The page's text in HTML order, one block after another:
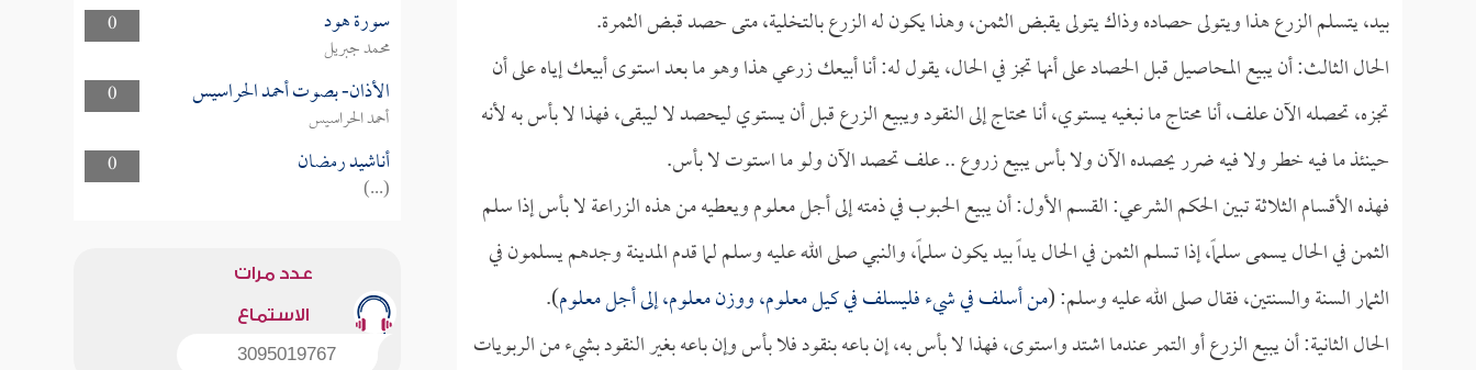
بيد، يتسلم الزرع هذا ويتولى حصاده وذاك يتولى يقبض الثمن، وهذا يكون له الزرع بالتخلية، متى حصد قبض الثمرة.
الحال الثالث: أن يبيع المحاصيل قبل الحصاد على أنها تجز في الحال، يقول له: أنا أبيعك زرعي هذا وهو ما بعد استوى أبيعك إياه على أن
تجزه، تحصله الآن علف، أنا محتاج ما نبغيه يستوي، أنا محتاج إلى النقود ويبيع الزرع قبل أن يستوي ليحصد لا ليبقى، فهذا لا بأس به لأنه
حينئذ ما فيه خطر ولا فيه ضرر يحصده الآن ولا بأس يبيع زروع .. علف تحصد الآن ولو ما استوت لا بأس.
فهذه الأقسام الثلاثة تبين الحكم الشرعي: القسم الأول: أن يبيع الحبوب في ذمته إلى أجل معلوم ويعطيه من هذه الزراعة لا بأس إذا سلم
الثمن في الحال يسمى سلماً، إذا تسلم الثمن في الحال يداً بيد يكون سلماً، والنبي صلى الله عليه وسلم لما قدم المدينة وجدهم يسلمون في
الثمار السنة والسنتين، فقال صلى الله عليه وسلم: (من أسلف في شيء فليسلف في كيل معلوم، ووزن معلوم، إلى أجل معلوم).
الحال الثانية: أن يبيع الزرع أو التمر عندما اشتد واستوى، فهذا لا بأس به، إن باعه بنقود فلا بأس وإن باعه بغير النقود بشيء من الربويات
0
سورة هود
محمد جبريل
0
الأذان- بصوت أحمد الحراسيس
أحمد الحراسيس
0
أناشيد رمضان
(...)
عدد مرات
الاستماع
3095019767